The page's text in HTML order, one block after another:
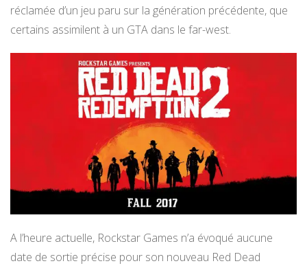
réclamée d’un jeu paru sur la génération précédente, que
certains assimilent à un GTA dans le far-west.
A l’heure actuelle, Rockstar Games n’a évoqué aucune
date de sortie précise pour son nouveau Red Dead